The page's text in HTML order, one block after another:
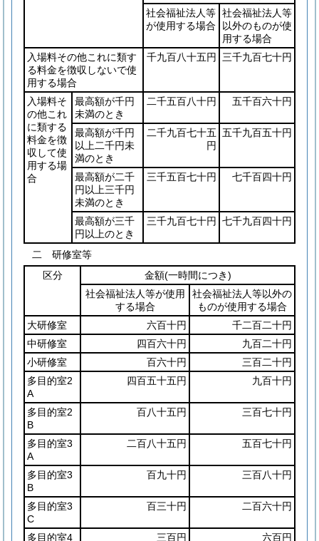
社会福祉法人等
が使用する場合
社会福祉法人等
以外のものが使
用する場合
入場料その他これに類す
る料金を徴収しないで使
用する場合
千九百八十五円 三千九百七十円
入場料そ
の他これ
に類する
料金を徴
収して使
用する場
合
最高額が千円
未満のとき
二千五百八十円 五千百六十円
最高額が千円
以上二千円未
満のとき
二千九百七十五
円
五千九百五十円
最高額が二千
円以上三千円
未満のとき
三千五百七十円 七千百四十円
最高額が三千
円以上のとき
三千九百七十円 七千九百四十円
二 研修室等
区分
金額(一時間につき)
社会福祉法人等が使用
する場合
社会福祉法人等以外の
ものが使用する場合
大研修室
六百十円
千二百二十円
中研修室
四百六十円
九百二十円
小研修室
百六十円
三百二十円
多目的室2
A
四百五十五円 九百十円
多目的室2
B
百八十五円 三百七十円
多目的室3
A
二百八十五円 五百七十円
多目的室3
B
百九十円 三百八十円
多目的室3
C
百三十円 二百六十円
多目的室4 三百円 六百円